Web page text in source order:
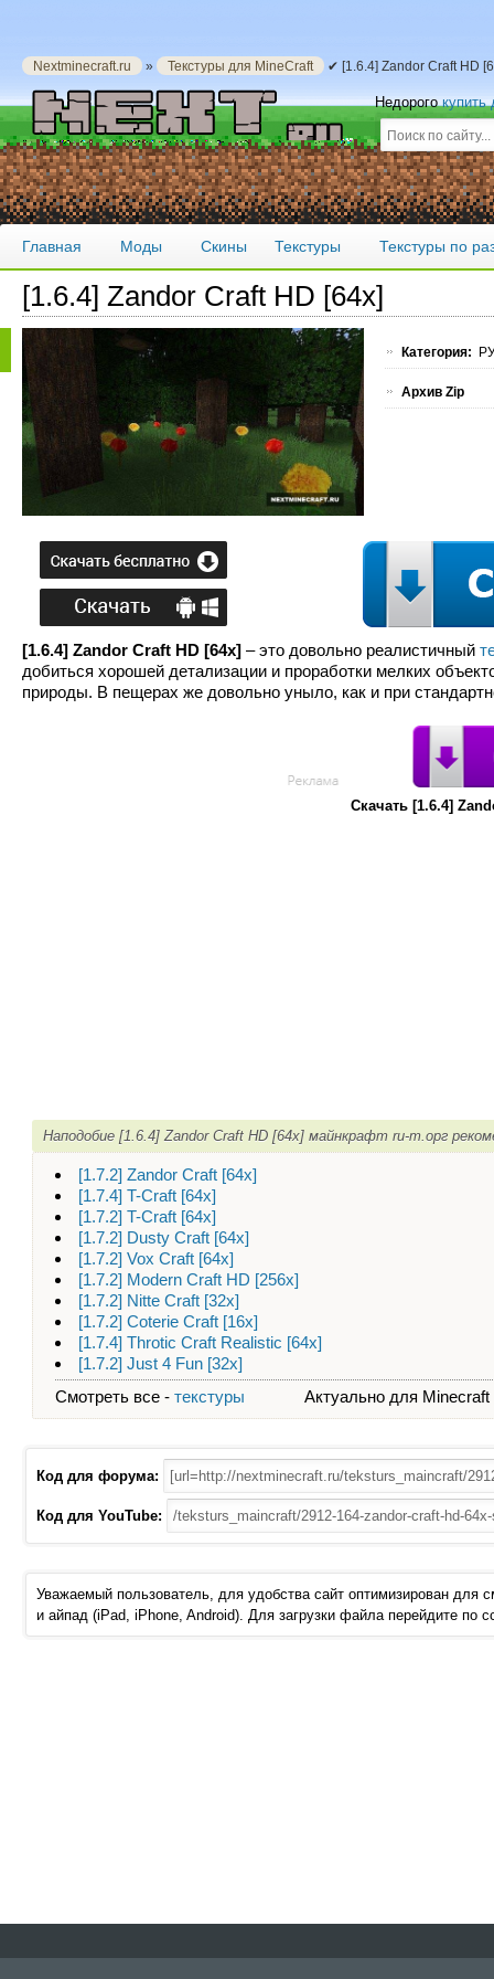
Nextminecraft.ru » Текстуры для MineCraft ✔ [1.6.4] Zandor Craft HD
Недорогокупить
Главная Моды Скины Текстуры Текстуры по
[1.6.4] Zandor Craft HD [64x]
Категория:
Архив Zip
[1.6.4] Zandor Craft HD [64x] – это довольно реалистичный
добиться хорошей детализации и проработки мелких
природы. В пещерах же довольно уныло, как и при
Скачать [1.6.4]
Наподобие [1.6.4] Zandor Craft HD [64x] майнкрафт ru-m.орг
[1.7.2] Zandor Craft [64x]
[1.7.4] T-Craft [64x]
[1.7.2] T-Craft [64х]
[1.7.2] Dusty Craft [64x]
[1.7.2] Vox Craft [64x]
[1.7.2] Modern Craft HD [256х]
[1.7.2] Nitte Craft [32x]
[1.7.2] Coterie Craft [16x]
[1.7.4] Throtic Craft Realistic [64х]
[1.7.2] Just 4 Fun [32x]
Смотреть все - текстуры Актуально для
Код для форума:
Код для YouTube:
Уважаемый пользователь, для удобства сайт оптимизирован для
и айпад (iPad, iPhone, Android). Для загрузки файла перейдите по